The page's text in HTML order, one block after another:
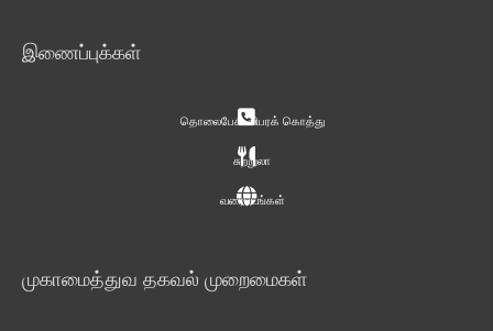
இணைப்புக்கள்
தொலைபேசி விபரக் கொத்து
சுற்றுலா
வரைபடங்கள்
முகாமைத்துவ தகவல் முறைமைகள்